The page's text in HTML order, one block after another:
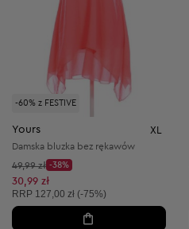
-60% z FESTIVE
Yours XL
Damska bluzka bez rękawów
Cena początkowa:
49,99 zł
Discount Price:
-38%
Obniżona cena:
30,99 zł
Cena sugerowana:
RRP 127,00 zł (-75%)